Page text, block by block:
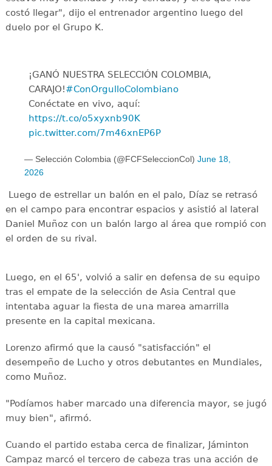
costó llegar", dijo el entrenador argentino luego del
duelo por el Grupo K.
¡GANÓ NUESTRA SELECCIÓN COLOMBIA,
CARAJO!#ConOrgulloColombiano
Conéctate en vivo, aquí:
https://t.co/o5xyxnb90K
pic.twitter.com/7m46xnEP6P
— Selección Colombia (@FCFSeleccionCol) June 18,
2026
Luego de estrellar un balón en el palo, Díaz se retrasó
en el campo para encontrar espacios y asistió al lateral
Daniel Muñoz con un balón largo al área que rompió con
el orden de su rival.
Luego, en el 65', volvió a salir en defensa de su equipo
tras el empate de la selección de Asia Central que
intentaba aguar la fiesta de una marea amarrilla
presente en la capital mexicana.
Lorenzo afirmó que la causó "satisfacción" el
desempeño de Lucho y otros debutantes en Mundiales,
como Muñoz.
"Podíamos haber marcado una diferencia mayor, se jugó
muy bien", afirmó.
Cuando el partido estaba cerca de finalizar, Jáminton
Campaz marcó el tercero de cabeza tras una acción de